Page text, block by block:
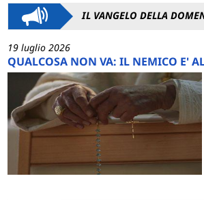
IL VANGELO DELLA
19 luglio 2026
QUALCOSA NON VA: IL NEMICO E'